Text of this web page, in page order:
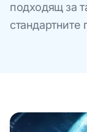
подходящ за
стандартните